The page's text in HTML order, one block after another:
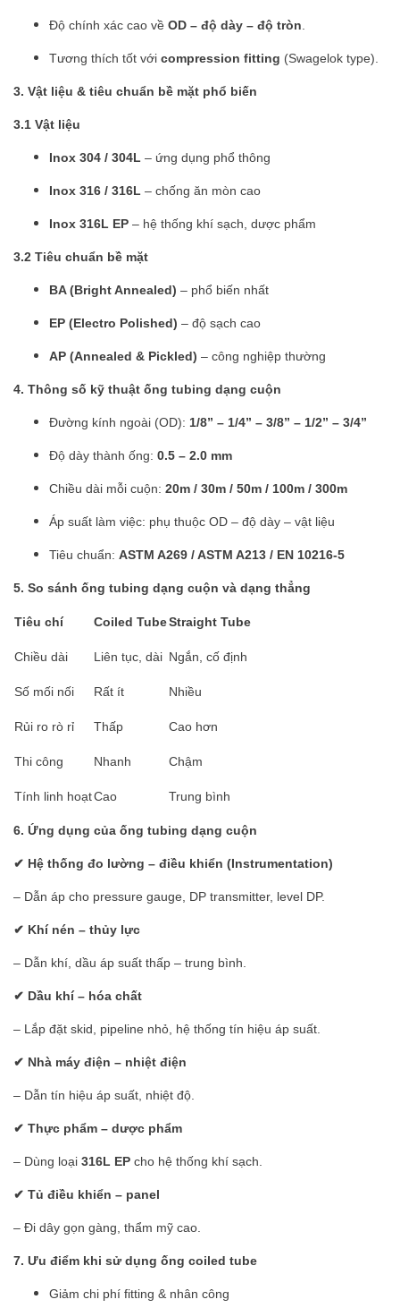
Độ chính xác cao về OD – độ dày – độ tròn
Tương thích tốt với compression fitting (Swagelok type).
3. Vật liệu & tiêu chuẩn bề mặt phổ biến
3.1 Vật liệu
Inox 304 / 304L – ứng dụng phổ thông
Inox 316 / 316L – chống ăn mòn cao
Inox 316L EP – hệ thống khí sạch, dược phẩm
3.2 Tiêu chuẩn bề mặt
BA (Bright Annealed) – phổ biến nhất
EP (Electro Polished) – độ sạch cao
AP (Annealed & Pickled) – công nghiệp thường
4. Thông số kỹ thuật ống tubing dạng cuộn
Đường kính ngoài (OD): 1/8” – 1/4” – 3/8” – 1/2” – 3/4”
Độ dày thành ống: 0.5 – 2.0 mm
Chiều dài mỗi cuộn: 20m / 30m / 50m / 100m / 300m
Áp suất làm việc: phụ thuộc OD – độ dày – vật liệu
Tiêu chuẩn: ASTM A269 / ASTM A213 / EN 10216-5
5. So sánh ống tubing dạng cuộn và dạng thẳng
Tiêu chí Coiled TubeStraight Tube
Chiều dài Liên tục, dài Ngắn, cố định
Số mối nối Rất ít Nhiều
Rủi ro rò rỉ Thấp Cao hơn
Thi công Nhanh Chậm
Tính linh hoạtCao Trung bình
6. Ứng dụng của ống tubing dạng cuộn
✔ Hệ thống đo lường – điều khiển (Instrumentation)
– Dẫn áp cho pressure gauge, DP transmitter, level DP.
✔ Khí nén – thủy lực
– Dẫn khí, dầu áp suất thấp – trung bình.
✔ Dầu khí – hóa chất
– Lắp đặt skid, pipeline nhỏ, hệ thống tín hiệu áp suất.
✔ Nhà máy điện – nhiệt điện
– Dẫn tín hiệu áp suất, nhiệt độ.
✔ Thực phẩm – dược phẩm
– Dùng loại 316L EP cho hệ thống khí sạch.
✔ Tủ điều khiển – panel
– Đi dây gọn gàng, thẩm mỹ cao.
7. Ưu điểm khi sử dụng ống coiled tube
Giảm chi phí fitting & nhân công